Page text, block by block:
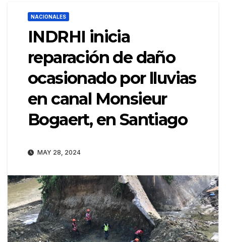
NACIONALES
INDRHI inicia
reparación de daño
ocasionado por lluvias
en canal Monsieur
Bogaert, en Santiago
MAY 28, 2024